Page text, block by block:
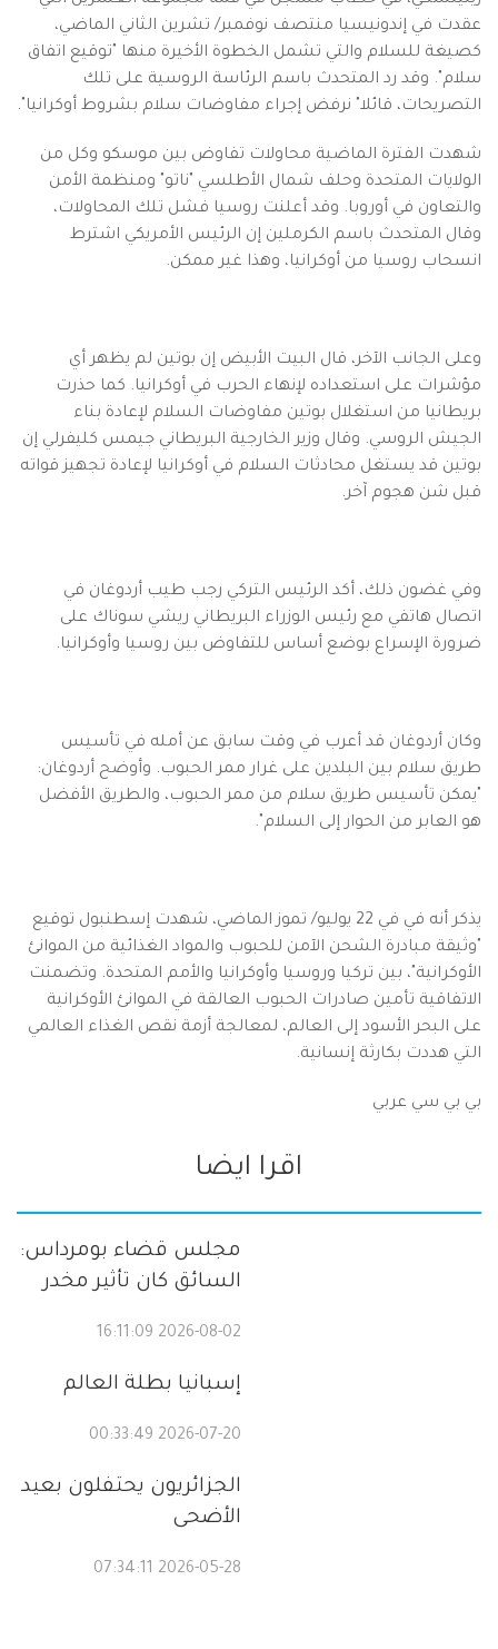
عقدت في إندونيسيا منتصف نوفمبر/ تشرين الثاني الماضي،
كصيغة للسلام والتي تشمل الخطوة الأخيرة منها "توقيع اتفاق
سلام". وقد رد المتحدث باسم الرئاسة الروسية على تلك
التصريحات، قائلا" نرفض إجراء مفاوضات سلام بشروط أوكرانيا".
شهدت الفترة الماضية محاولات تفاوض بين موسكو وكل من
الولايات المتحدة وحلف شمال الأطلسي "ناتو" ومنظمة الأمن
والتعاون في أوروبا. وقد أعلنت روسيا فشل تلك المحاولات،
وقال المتحدث باسم الكرملين إن الرئيس الأمريكي اشترط
انسحاب روسيا من أوكرانيا، وهذا غير ممكن.
وعلى الجانب الآخر، قال البيت الأبيض إن بوتين لم يظهر أي
مؤشرات على استعداده لإنهاء الحرب في أوكرانيا. كما حذرت
بريطانيا من استغلال بوتين مفاوضات السلام لإعادة بناء
الجيش الروسي. وقال وزير الخارجية البريطاني جيمس كليفرلي إن
بوتين قد يستغل محادثات السلام في أوكرانيا لإعادة تجهيز قواته
قبل شن هجوم آخر.
وفي غضون ذلك، أكد الرئيس التركي رجب طيب أردوغان في
اتصال هاتفي مع رئيس الوزراء البريطاني ريشي سوناك على
ضرورة الإسراع بوضع أساس للتفاوض بين روسيا وأوكرانيا.
وكان أردوغان قد أعرب في وقت سابق عن أمله في تأسيس
طريق سلام بين البلدين على غرار ممر الحبوب. وأوضح أردوغان:
"يمكن تأسيس طريق سلام من ممر الحبوب، والطريق الأفضل
هو العابر من الحوار إلى السلام".
يذكر أنه في في 22 يوليو/ تموز الماضي، شهدت إسطنبول توقيع
"وثيقة مبادرة الشحن الآمن للحبوب والمواد الغذائية من الموانئ
الأوكرانية"، بين تركيا وروسيا وأوكرانيا والأمم المتحدة.​​​​​​​ وتضمنت
الاتفاقية تأمين صادرات الحبوب العالقة في الموانئ الأوكرانية
على البحر الأسود إلى العالم، لمعالجة أزمة نقص الغذاء العالمي
التي هددت بكارثة إنسانية.
بي بي سي عربي
اقرا ايضا
مجلس قضاء بومرداس:
السائق كان تأثير مخدر
2026-08-02 16:11:09
إسبانيا بطلة العالم
2026-07-20 00:33:49
الجزائريون يحتفلون بعيد
الأضحى
2026-05-28 07:34:11